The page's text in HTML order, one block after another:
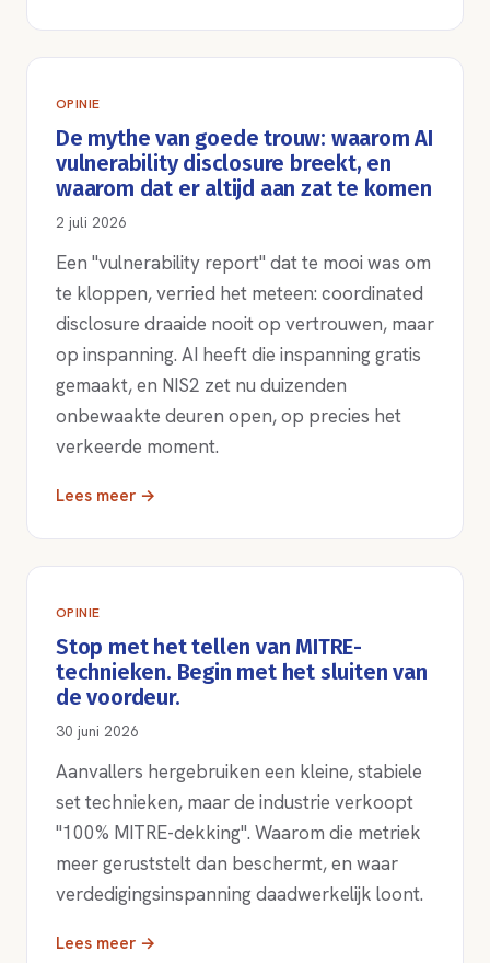
OPINIE
De mythe van goede trouw: waarom AI
vulnerability disclosure breekt, en
waarom dat er altijd aan zat te komen
2 juli 2026
Een "vulnerability report" dat te mooi was om
te kloppen, verried het meteen: coordinated
disclosure draaide nooit op vertrouwen, maar
op inspanning. AI heeft die inspanning gratis
gemaakt, en NIS2 zet nu duizenden
onbewaakte deuren open, op precies het
verkeerde moment.
Lees meer →
OPINIE
Stop met het tellen van MITRE-
technieken. Begin met het sluiten van
de voordeur.
30 juni 2026
Aanvallers hergebruiken een kleine, stabiele
set technieken, maar de industrie verkoopt
"100% MITRE-dekking". Waarom die metriek
meer geruststelt dan beschermt, en waar
verdedigingsinspanning daadwerkelijk loont.
Lees meer →